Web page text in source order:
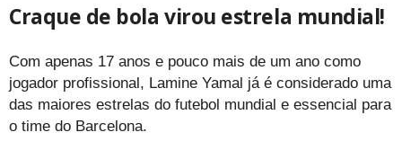
Craque de bola virou estrela mundial!
Com apenas 17 anos e pouco mais de um ano como
jogador profissional, Lamine Yamal já é considerado uma
das maiores estrelas do futebol mundial e essencial para
o time do Barcelona.